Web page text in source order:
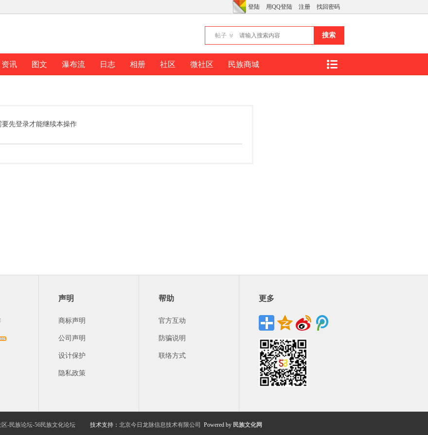
登陆 用QQ登陆 注册 找回密码
帖子 搜索
资讯 图文 瀑布流 日志 相册 社区 微社区 民族商城
要先登录才能继续本操作
声明
商标声明
公司声明
设计保护
隐私政策
帮助
官方互动
防骗说明
联络方式
更多
区-民族论坛-56民族文化论坛 技术支持： 北京今日龙脉信息技术有限公司 Powered by 民族文化网